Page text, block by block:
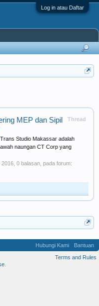
Log in atau Daftar
Thread
MEP dan Sipil
Studio Makassar adalah
naungan CT Corp yang
2016 , 0 balasan, pada forum:
Hubungi Kami
Bantuan
Terms and Rules